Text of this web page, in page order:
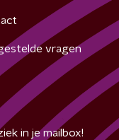
vragen
in je mailbox!